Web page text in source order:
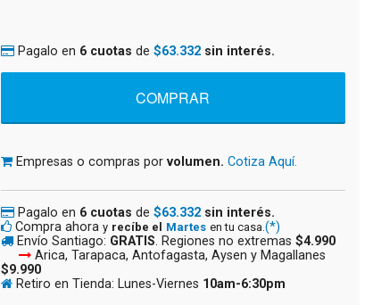
Pagalo en 6 cuotas de $63.332 sin interés.
Empresas o compras por volumen. Cotiza Aquí.
Pagalo en 6 cuotas de $63.332 sin interés.
Compra ahora y recíbe el Martes en tu casa. (*)
Envío Santiago: GRATIS. Regiones no extremas $4.990
Arica, Tarapaca, Antofagasta, Aysen y Magallanes
$9.990
Retiro en Tienda: Lunes-Viernes 10am-6:30pm